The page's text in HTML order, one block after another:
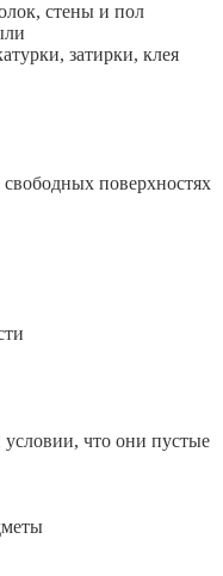
стены и пол
затирки, клея
поверхностях
что они пустые